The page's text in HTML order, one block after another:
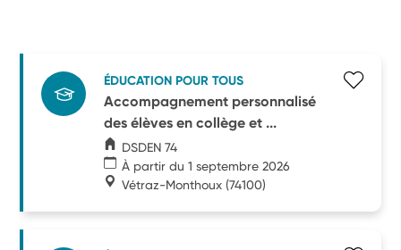
ÉDUCATION POUR TOUS
Accompagnement personnalisé
des élèves en collège et ...
DSDEN 74
À partir du 1 septembre 2026
Vétraz-Monthoux (74100)